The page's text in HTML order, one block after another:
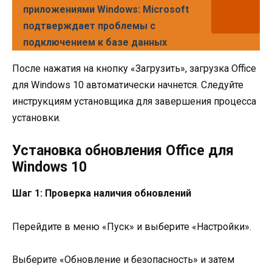
приложениями Windows: Microsoft
подтверждает проблемы с
подключением к базе данных
После нажатия на кнопку «Загрузить», загрузка Office
для Windows 10 автоматически начнется. Следуйте
инструкциям установщика для завершения процесса
установки.
Установка обновления Office для
Windows 10
Шаг 1: Проверка наличия обновлений
Перейдите в меню «Пуск» и выберите «Настройки».
Выберите «Обновление и безопасность» и затем